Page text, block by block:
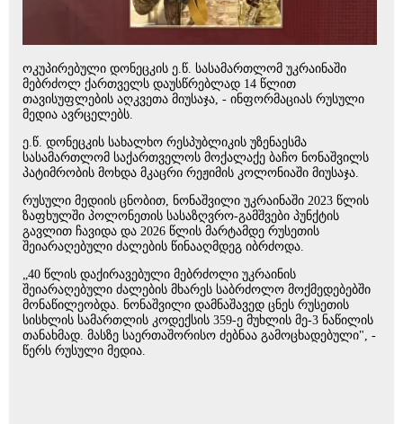
ოკუპირებული დონეცკის ე.წ. სასამართლომ უკრაინაში
მებრძოლ ქართველს დაუსწრებლად 14 წლით
თავისუფლების აღკვეთა მიუსაჯა, - ინფორმაციას რუსული
მედია ავრცელებს.
ე.წ. დონეცკის სახალხო რესპუბლიკის უზენაესმა
სასამართლომ საქართველოს მოქალაქე ბაჩო ნონაშვილს
პატიმრობის მოხდა მკაცრი რეჟიმის კოლონიაში მიუსაჯა.
რუსული მედიის ცნობით, ნონაშვილი უკრაინაში 2023 წლის
ზაფხულში პოლონეთის სასაზღვრო-გამშვები პუნქტის
გავლით ჩავიდა და 2026 წლის მარტამდე რუსეთის
შეიარაღებული ძალების წინააღმდეგ იბრძოდა.
„40 წლის დაქირავებული მებრძოლი უკრაინის
შეიარაღებული ძალების მხარეს საბრძოლო მოქმედებებში
მონაწილეობდა. ნონაშვილი დამნაშავედ ცნეს რუსეთის
სისხლის სამართლის კოდექსის 359-ე მუხლის მე-3 ნაწილის
თანახმად. მასზე საერთაშორისო ძებნაა გამოცხადებული", -
წერს რუსული მედია.